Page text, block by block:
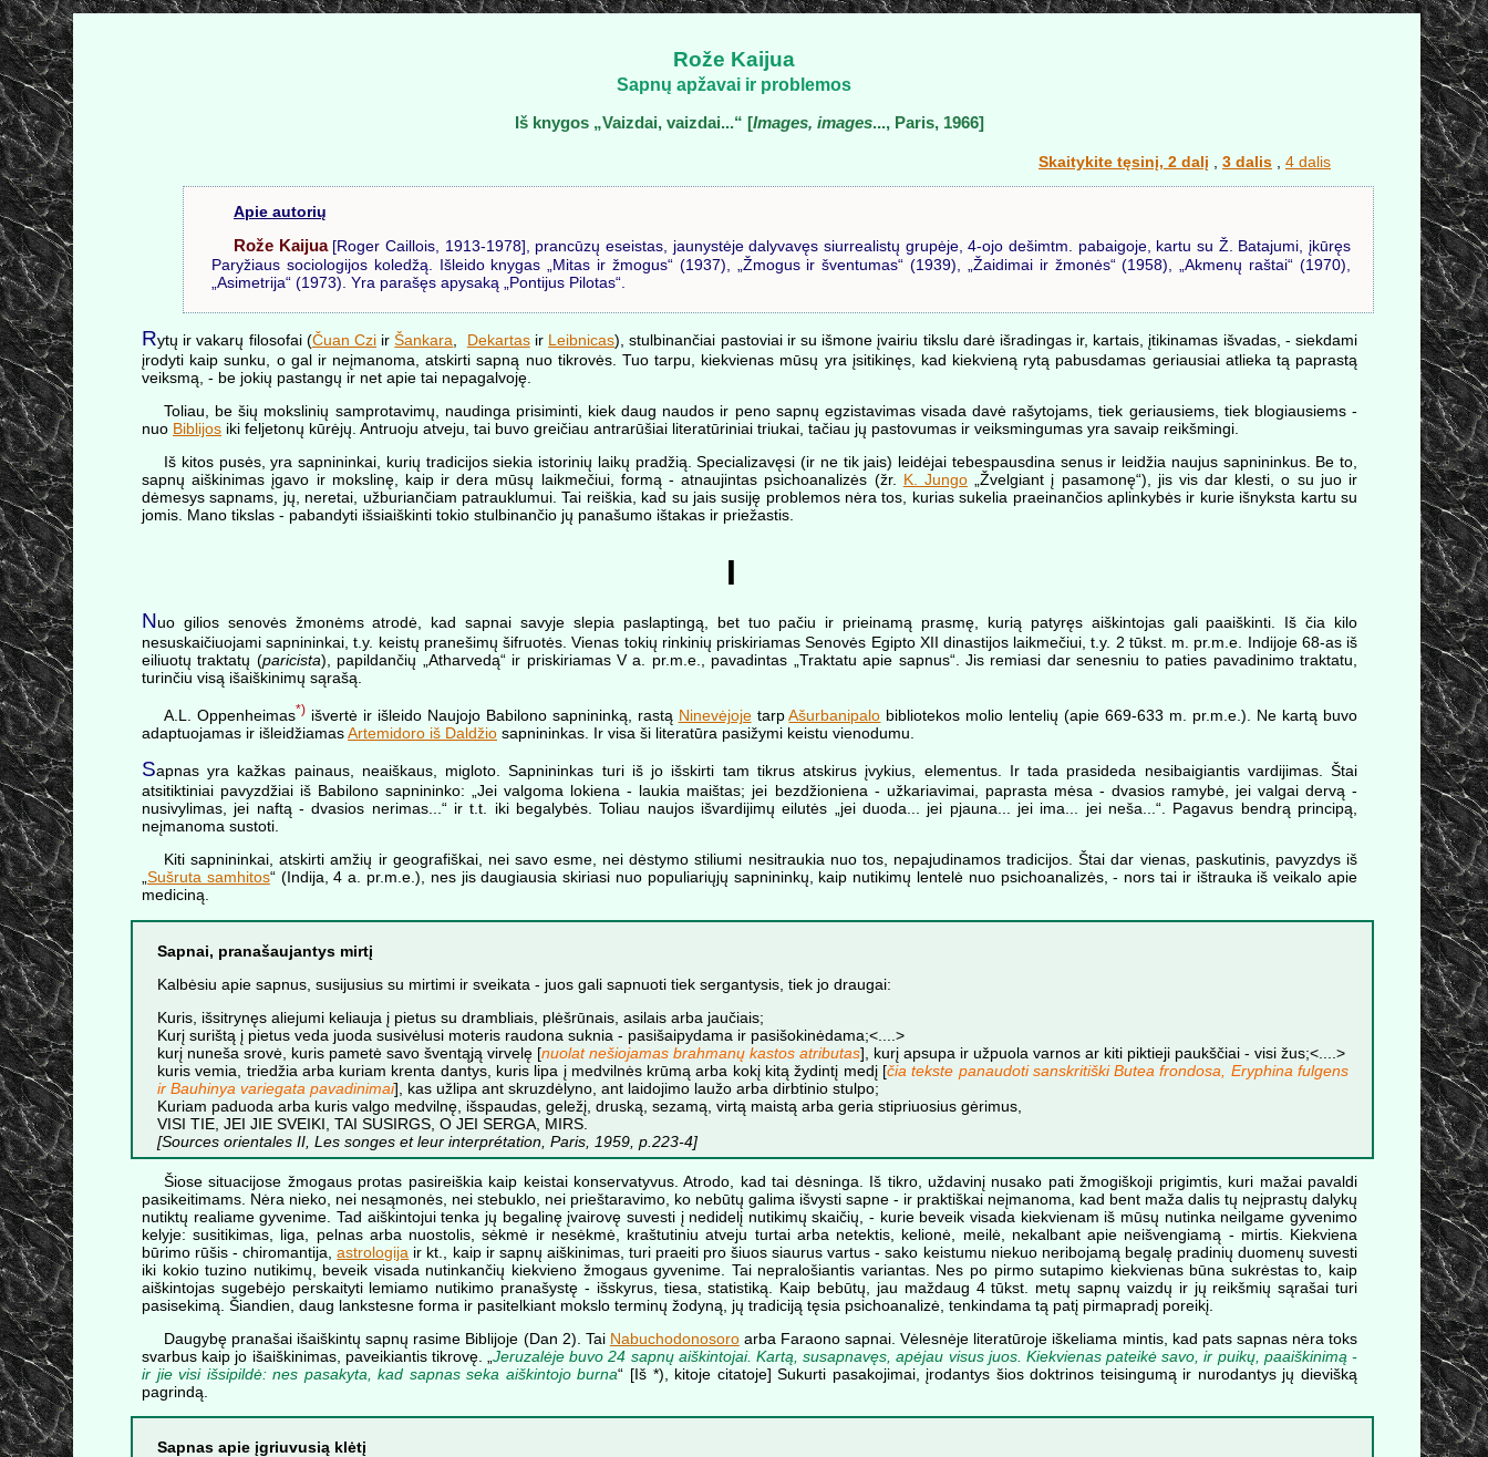
Rože Kaijua
Sapnų apžavai ir problemos
Iš knygos „Vaizdai, vaizdai...“ [Images, images..., Paris, 1966]
Skaitykite tęsinį, 2 dalį 3 dalis 4 dalis
Apie autorių
Rože Kaijua[Roger Caillois, 1913-1978], prancūzų eseistas, jaunystėje dalyvavęs siurrealistų grupėje, 4-ojo dešimtm. pabaigoje, kartu su Ž. Batajumi, įkūręs
Paryžiaus sociologijos koledžą. Išleido knygas „Mitas ir žmogus“ (1937), „Žmogus ir šventumas“ (1939), „Žaidimai ir žmonės“ (1958), „Akmenų raštai“ (1970),
„Asimetrija“ (1973). Yra parašęs apysaką „Pontijus Pilotas“.
Rytų ir vakarų filosofai (Čuan CziirŠankara Dekartasir Leibnicas), stulbinančiai pastoviai ir su išmone įvairiu tikslu darė išradingas ir, kartais, įtikinamas išvadas, - siekdami
įrodyti kaip sunku, o gal ir neįmanoma, atskirti sapną nuo tikrovės. Tuo tarpu, kiekvienas mūsų yra įsitikinęs, kad kiekvieną rytą pabusdamas geriausiai atlieka tą paprastą
veiksmą, - be jokių pastangų ir net apie tai nepagalvoję.
Toliau, be šių mokslinių samprotavimų, naudinga prisiminti, kiek daug naudos ir peno sapnų egzistavimas visada davė rašytojams, tiek geriausiems, tiek blogiausiems -
nuo Biblijos iki feljetonų kūrėjų. Antruoju atveju, tai buvo greičiau antrarūšiai literatūriniai triukai, tačiau jų pastovumas ir veiksmingumas yra savaip reikšmingi.
Iš kitos pusės, yra sapnininkai, kurių tradicijos siekia istorinių laikų pradžią. Specializavęsi (ir ne tik jais) leidėjai tebespausdina senus ir leidžia naujus sapnininkus. Be to,
sapnų aiškinimas įgavo ir mokslinę, kaip ir dera mūsų laikmečiui, formą - atnaujintas psichoanalizės (žr. K. Jungo„Žvelgiant į pasamonę“), jis vis dar klesti, o su juo ir
dėmesys sapnams, jų, neretai, užburiančiam patrauklumui. Tai reiškia, kad su jais susiję problemos nėra tos, kurias sukelia praeinančios aplinkybės ir kurie išnyksta kartu su
jomis. Mano tikslas - pabandyti išsiaiškinti tokio stulbinančio jų panašumo ištakas ir priežastis.
I
Nuo gilios senovės žmonėms atrodė, kad sapnai savyje slepia paslaptingą, bet tuo pačiu ir prieinamą prasmę, kurią patyręs aiškintojas gali paaiškinti. Iš čia kilo
nesuskaičiuojami sapnininkai, t.y. keistų pranešimų šifruotės. Vienas tokių rinkinių priskiriamas Senovės Egipto XII dinastijos laikmečiui, t.y. 2 tūkst. m. pr.m.e. Indijoje 68-as iš
eiliuotų traktatų (paricista), papildančių „Atharvedą“ ir priskiriamas V a. pr.m.e., pavadintas „Traktatu apie sapnus“. Jis remiasi dar senesniu to paties pavadinimo traktatu,
turinčiu visą išaiškinimų sąrašą.
A.L. Oppenheimas*)išvertė ir išleido Naujojo Babilono sapnininką, rastą NinevėjojetarpAšurbanipalo bibliotekos molio lentelių (apie 669-633 m. pr.m.e.). Ne kartą buvo
adaptuojamas ir išleidžiamasArtemidoro iš Daldžio sapnininkas. Ir visa ši literatūra pasižymi keistu vienodumu.
Sapnas yra kažkas painaus, neaiškaus, migloto. Sapnininkas turi iš jo išskirti tam tikrus atskirus įvykius, elementus. Ir tada prasideda nesibaigiantis vardijimas. Štai
atsitiktiniai pavyzdžiai iš Babilono sapnininko: „Jei valgoma lokiena - laukia maištas; jei bezdžioniena - užkariavimai, paprasta mėsa - dvasios ramybė, jei valgai dervą -
nusivylimas, jei naftą - dvasios nerimas...“ ir t.t. iki begalybės. Toliau naujos išvardijimų eilutės „jei duoda... jei pjauna... jei ima... jei neša...“. Pagavus bendrą principą,
neįmanoma sustoti.
Kiti sapnininkai, atskirti amžių ir geografiškai, nei savo esme, nei dėstymo stiliumi nesitraukia nuo tos, nepajudinamos tradicijos. Štai dar vienas, paskutinis, pavyzdys iš
„Sušruta samhitos“ (Indija, 4 a. pr.m.e.), nes jis daugiausia skiriasi nuo populiariųjų sapnininkų, kaip nutikimų lentelė nuo psichoanalizės, - nors tai ir ištrauka iš veikalo apie
mediciną.
Sapnai, pranašaujantys mirtį
Kalbėsiu apie sapnus, susijusius su mirtimi ir sveikata - juos gali sapnuoti tiek sergantysis, tiek jo draugai:
Kuris, išsitrynęs aliejumi keliauja į pietus su drambliais, plėšrūnais, asilais arba jaučiais;
Kurį surištą į pietus veda juoda susivėlusi moteris raudona suknia - pasišaipydama ir pasišokinėdama;<....>
kurį nuneša srovė, kuris pametė savo šventąją virvelę [nuolat nešiojamas brahmanų kastos atributas], kurį apsupa ir užpuola varnos ar kiti piktieji paukščiai - visi žus;<....>
kuris vemia, triedžia arba kuriam krenta dantys, kuris lipa į medvilnės krūmą arba kokį kitą žydintį medį [čia tekste panaudoti sanskritiški Butea frondosa, Eryphina fulgens
ir Bauhinya variegata pavadinimai], kas užlipa ant skruzdėlyno, ant laidojimo laužo arba dirbtinio stulpo;
Kuriam paduoda arba kuris valgo medvilnę, išspaudas, geležį, druską, sezamą, virtą maistą arba geria stipriuosius gėrimus,
VISI TIE, JEI JIE SVEIKI, TAI SUSIRGS, O JEI SERGA, MIRS.
[Sources orientales II, Les songes et leur interprétation, Paris, 1959, p.223-4]
Šiose situacijose žmogaus protas pasireiškia kaip keistai konservatyvus. Atrodo, kad tai dėsninga. Iš tikro, uždavinį nusako pati žmogiškoji prigimtis, kuri mažai pavaldi
pasikeitimams. Nėra nieko, nei nesąmonės, nei stebuklo, nei prieštaravimo, ko nebūtų galima išvysti sapne - ir praktiškai neįmanoma, kad bent maža dalis tų neįprastų dalykų
nutiktų realiame gyvenime. Tad aiškintojui tenka jų begalinę įvairovę suvesti į nedidelį nutikimų skaičių, - kurie beveik visada kiekvienam iš mūsų nutinka neilgame gyvenimo
kelyje: susitikimas, liga, pelnas arba nuostolis, sėkmė ir nesėkmė, kraštutiniu atveju turtai arba netektis, kelionė, meilė, nekalbant apie neišvengiamą - mirtis. Kiekviena
būrimo rūšis - chiromantija,astrologija ir kt., kaip ir sapnų aiškinimas, turi praeiti pro šiuos siaurus vartus - sako keistumu niekuo neribojamą begalę pradinių duomenų suvesti
iki kokio tuzino nutikimų, beveik visada nutinkančių kiekvieno žmogaus gyvenime. Tai nepralošiantis variantas. Nes po pirmo sutapimo kiekvienas būna sukrėstas to, kaip
aiškintojas sugebėjo perskaityti lemiamo nutikimo pranašystę - išskyrus, tiesa, statistiką. Kaip bebūtų, jau maždaug 4 tūkst. metų sapnų vaizdų ir jų reikšmių sąrašai turi
pasisekimą. Šiandien, daug lankstesne forma ir pasitelkiant mokslo terminų žodyną, jų tradiciją tęsia psichoanalizė, tenkindama tą patį pirmapradį poreikį.
Daugybę pranašai išaiškintų sapnų rasime Biblijoje (Dan 2). Tai Nabuchodonosoroarba Faraono sapnai. Vėlesnėje literatūroje iškeliama mintis, kad pats sapnas nėra toks
svarbus kaip jo išaiškinimas, paveikiantis tikrovę. „Jeruzalėje buvo 24 sapnų aiškintojai. Kartą, susapnavęs, apėjau visus juos. Kiekvienas pateikė savo, ir puikų, paaiškinimą -
ir jie visi išsipildė: nes pasakyta, kad sapnas seka aiškintojo burna“ [Iš *), kitoje citatoje] Sukurti pasakojimai, įrodantys šios doktrinos teisingumą ir nurodantys jų dievišką
pagrindą.
Sapnas apie įgriuvusią klėtį